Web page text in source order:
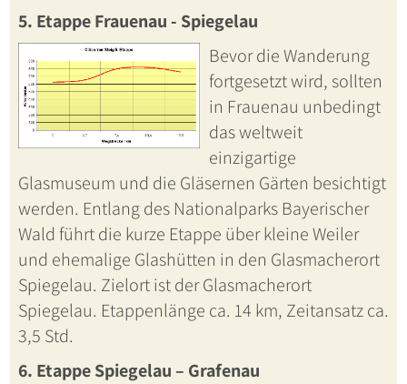
5. Etappe Frauenau - Spiegelau
Bevor die Wanderung
fortgesetzt wird, sollten
in Frauenau unbedingt
das weltweit
einzigartige
Glasmuseum und die Gläsernen Gärten besichtigt
werden. Entlang des Nationalparks Bayerischer
Wald führt die kurze Etappe über kleine Weiler
und ehemalige Glashütten in den Glasmacherort
Spiegelau. Zielort ist der Glasmacherort
Spiegelau. Etappenlänge ca. 14 km, Zeitansatz ca.
3,5 Std.
6. Etappe Spiegelau – Grafenau